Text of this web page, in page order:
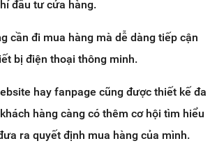
đầu tư cửa hàng.
cần đi mua hàng mà dễ dàng tiếp cận
bị điện thoại thông minh.
hay fanpage cũng được thiết kế đa
hàng càng có thêm cơ hội tìm hiểu
ra quyết định mua hàng của mình.